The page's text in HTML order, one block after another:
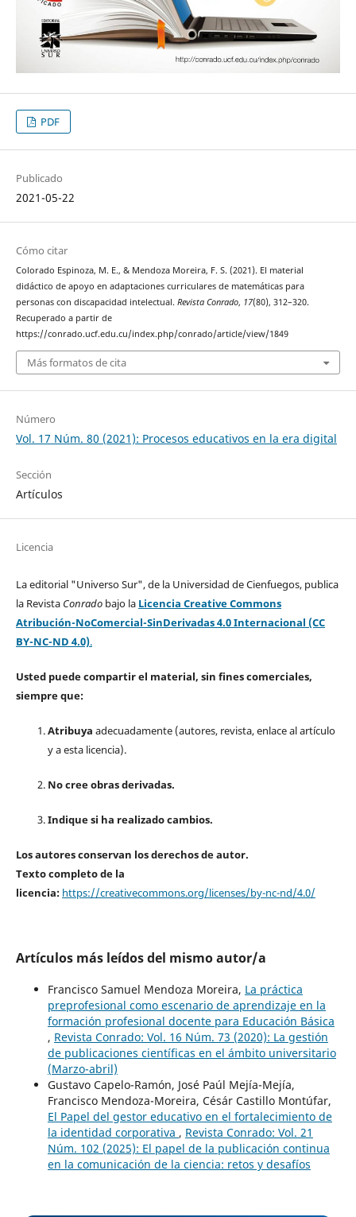
PDF
Publicado
2021-05-22
Cómo citar
Colorado Espinoza, M. E., & Mendoza Moreira, F. S. (2021). El material
didáctico de apoyo en adaptaciones curriculares de matemáticas para
personas con discapacidad intelectual. Revista Conrado, 17(80), 312–320.
Recuperado a partir de
https://conrado.ucf.edu.cu/index.php/conrado/article/view/1849
Más formatos de cita
Número
Vol. 17 Núm. 80 (2021): Procesos educativos en la era digital
Sección
Artículos
Licencia
La editorial "Universo Sur", de la Universidad de Cienfuegos, publica
la Revista Conradobajo la Licencia Creative Commons
Atribución-NoComercial-SinDerivadas 4.0 Internacional (CC
BY-NC-ND 4.0).
Usted puede compartir el material, sin fines comerciales,
siempre que:
Atribuya adecuadamente (autores, revista, enlace al artículo
y a esta licencia).
No cree obras derivadas.
Indique si ha realizado cambios.
Los autores conservan los derechos de autor.
Texto completo de la
licencia: https://creativecommons.org/licenses/by-nc-nd/4.0/
Artículos más leídos del mismo autor/a
Francisco Samuel Mendoza Moreira, La práctica
preprofesional como escenario de aprendizaje en la
formación profesional docente para Educación Básica
, Revista Conrado: Vol. 16 Núm. 73 (2020): La gestión
de publicaciones científicas en el ámbito universitario
(Marzo-abril)
Gustavo Capelo-Ramón, José Paúl Mejía-Mejía,
Francisco Mendoza-Moreira, Césár Castillo Montúfar,
El Papel del gestor educativo en el fortalecimiento de
la identidad corporativa , Revista Conrado: Vol. 21
Núm. 102 (2025): El papel de la publicación continua
en la comunicación de la ciencia: retos y desafíos